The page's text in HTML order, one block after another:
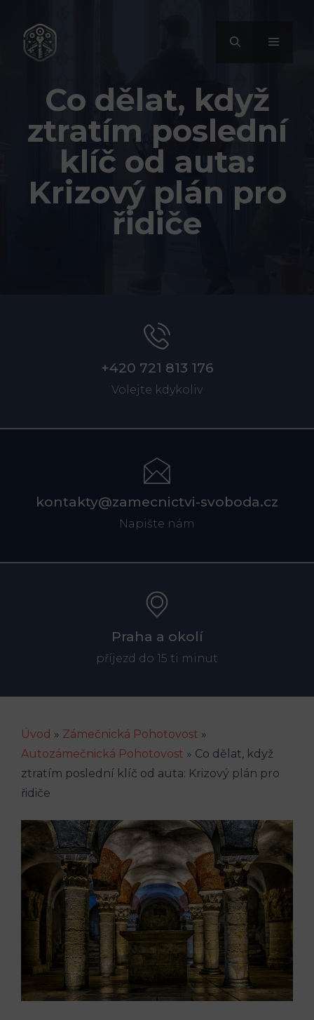
obsah
MENU
Co dělat, když
ztratím poslední
klíč od auta:
Krizový plán pro
řidiče
+420 721 813 176
Volejte kdykoliv
kontakty@zamecnictvi-svoboda.cz
Napište nám
Praha a okolí
příjezd do 15 ti minut
Úvod » Zámečnická Pohotovost »
Autozámečnická Pohotovost » Co dělat, když
ztratím poslední klíč od auta: Krizový plán pro
řidiče